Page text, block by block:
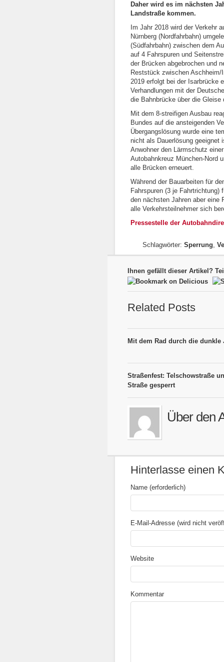
Daher wird es im nächsten
Landstraße kommen.
Im Jahr 2018 wird der Verkehr
Nürnberg (Nordfahrbahn)
(Südfahrbahn) zwischen dem
auf 4 Fahrspuren und
der Brücken abgebrochen und
Reststück zwischen
2019 erfolgt bei der Isarbrücke
Verhandlungen mit der
die Bahnbrücke über die
Mit dem 8-streifigen Ausbau
Bundes auf die ansteigenden
Übergangslösung wurde eine
nicht als Dauerlösung geeignet
Anwohner den Lärmschutz
Autobahnkreuz München-Nord
alle Brücken erneuert.
Während der Bauarbeiten für
Fahrspuren (3 je Fahrtrichtung)
den nächsten Jahren aber eine
alle Verkehrsteilnehmer sich
Pressestelle der
Schlagwörter: Sperrung,
Ihnen gefällt dieser Artikel?
Related Posts
Mit dem Rad durch die dunkle
Straßenfest: Telschowstraße
Straße gesperrt
Über den
Hinterlasse einen
Name (erforderlich)
E-Mail-Adresse (wird nicht
Website
Kommentar